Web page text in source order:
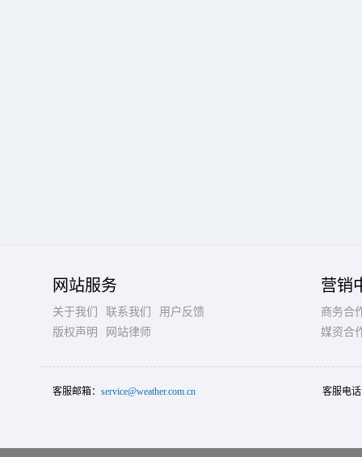
网站服务
关于我们 联系我们
用户反馈
版权声明
网站律师
营销
商务合
媒资合
客服邮箱： service@weather.com.cn 客服电